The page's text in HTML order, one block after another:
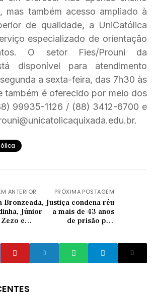
mas também acesso ampliado à
de qualidade, a UniCatólica
especializado de orientação
O setor Fies/Prouni da
disponível para atendimento
a sexta-feira, das 7h30 às
também é oferecido por meio dos
99935-1126 / (88) 3412-6700 e
ANTERIOR
Bronzeada,
Júnior
e
2025, em
PRÓXIMA POSTAGEM
Justiça condena réu
a mais de 43 anos
de prisão por
Choró